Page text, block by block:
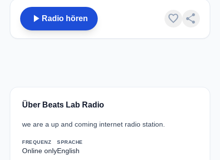
play_arrow Radio hören favorite share
Über Beats Lab Radio
we are a up and coming internet radio station.
FREQUENZ
Online only
SPRACHE
English